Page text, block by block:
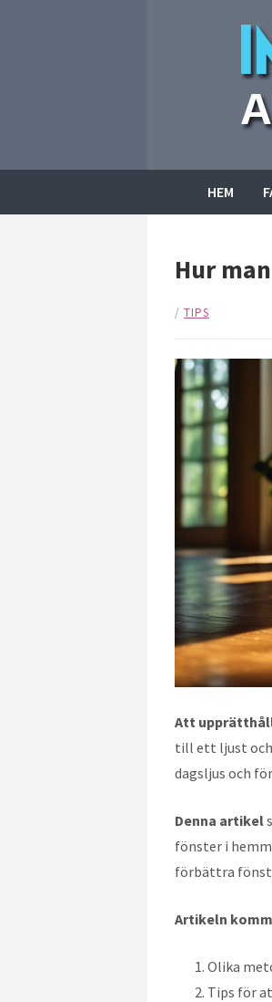
HEM
Hur
/ TIPS
Att
till ett ljust och
dagsljus och
Denna artikel
fönster i
förbättra
Artikeln
Olika
Tips för